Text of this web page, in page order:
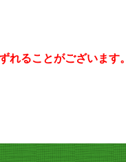
ることがございます。